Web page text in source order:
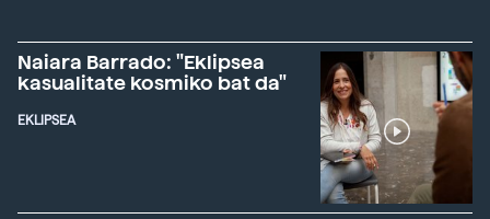
Naiara Barrado: "Eklipsea
kasualitate kosmiko bat da"
EKLIPSEA